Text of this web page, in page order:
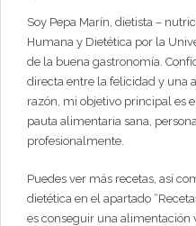
Soy Pepa Marín, dietista –
Humana y Dietética por la
de la buena gastronomía.
directa entre la felicidad y una
razón, mi objetivo principal es
pauta alimentaria sana,
profesionalmente.
Puedes ver más recetas, así
dietética en el apartado
es conseguir una alimentación